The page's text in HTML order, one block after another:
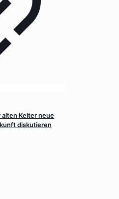
alten Kelter neue
diskutieren